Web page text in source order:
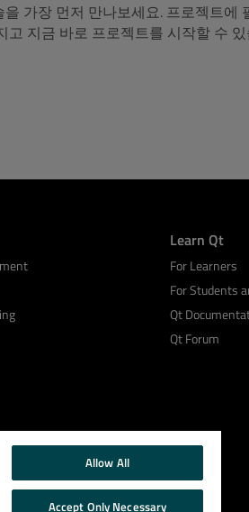
가장 먼저 만나보세요. 프로젝트에
고 지금 바로 프로젝트를 시작할 수
Learn Qt
For Learners
For Students
Qt
Qt Forum
Allow All
Accept Only Necessary